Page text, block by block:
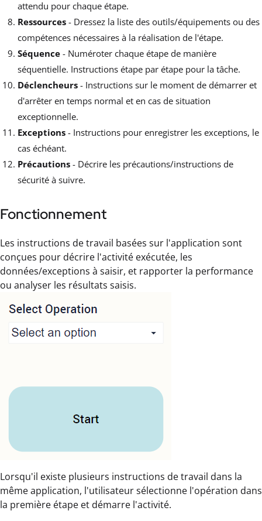
attendu pour chaque étape.
Ressources - Dressez la liste des outils/équipements ou des
compétences nécessaires à la réalisation de l'étape.
Séquence - Numéroter chaque étape de manière
séquentielle. Instructions étape par étape pour la tâche.
Déclencheurs - Instructions sur le moment de démarrer et
d'arrêter en temps normal et en cas de situation
exceptionnelle.
Exceptions - Instructions pour enregistrer les exceptions, le
cas échéant.
Précautions - Décrire les précautions/instructions de
sécurité à suivre.
Fonctionnement
Les instructions de travail basées sur l'application sont
conçues pour décrire l'activité exécutée, les
données/exceptions à saisir, et rapporter la performance
ou analyser les résultats saisis.
Lorsqu'il existe plusieurs instructions de travail dans la
même application, l'utilisateur sélectionne l'opération dans
la première étape et démarre l'activité.